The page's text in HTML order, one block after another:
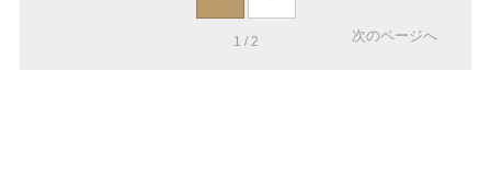
1 / 2 次のページへ